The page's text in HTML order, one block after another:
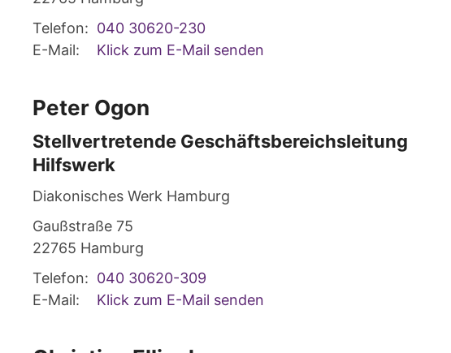
Telefon: 040 30620-230
E-Mail:
Klick zum E-Mail senden
Peter Ogon
Stellvertretende Geschäftsbereichsleitung
Hilfswerk
Diakonisches Werk Hamburg
Gaußstraße 75
22765 Hamburg
Telefon: 040 30620-309
E-Mail:
Klick zum E-Mail senden